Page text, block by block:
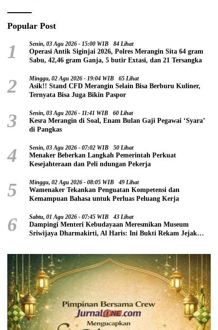
Popular Post
1 Senin, 03 Agu 2026 - 15:00 WIB 84 Lihat
Operasi Antik Siginjai 2026, Polres Merangin Sita 64 gram
Sabu, 42,46 gram Ganja, 5 butir Extasi, dan 21 Tersangka
2 Minggu, 02 Agu 2026 - 19:04 WIB 65 Lihat
Asik!! Stand CFD Merangin Selain Bisa Berburu Kuliner,
Ternyata Bisa Juga Bikin Paspor
3 Senin, 03 Agu 2026 - 11:41 WIB 60 Lihat
Kesra Merangin di Soal, Enam Bulan Gaji Pegawai ‘Syara’
di Pangkas
4 Senin, 03 Agu 2026 - 07:02 WIB 50 Lihat
Menaker Beberkan Langkah Pemerintah Perkuat
Kesejahteraan dan Peli ndungan Pekerja
5 Minggu, 02 Agu 2026 - 08:05 WIB 49 Lihat
Wamenaker Tekankan Penguatan Kompetensi dan
Kemampuan Bahasa untuk Perluas Peluang Kerja
6 Sabtu, 01 Agu 2026 - 07:45 WIB 43 Lihat
Dampingi Menteri Kebudayaan Meresmikan Museum
Sriwijaya Dharmakirti, Al Haris: Ini Bukti Rekam Jejak